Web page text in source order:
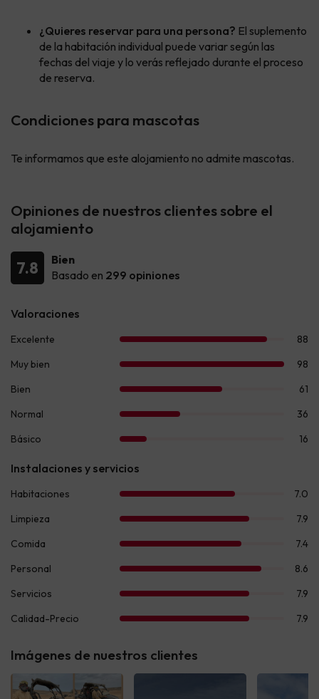
¿Quieres reservar para una persona? El suplemento
de la habitación individual puede variar según las
fechas del viaje y lo verás reflejado durante el proceso
de reserva.
Condiciones para mascotas
Te informamos que este alojamiento no admite mascotas.
Opiniones de nuestros clientes sobre el
alojamiento
7.8
Bien
Basado en 299 opiniones
Imágenes de nuestros clientes